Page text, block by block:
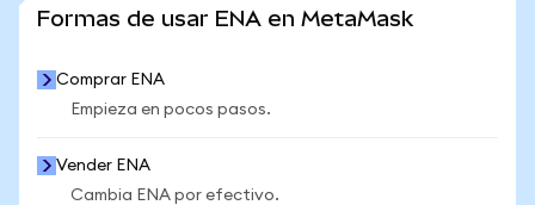
Formas de usar ENA en MetaMask
Comprar ENA
Empieza en pocos pasos.
Vender ENA
Cambia ENA por efectivo.